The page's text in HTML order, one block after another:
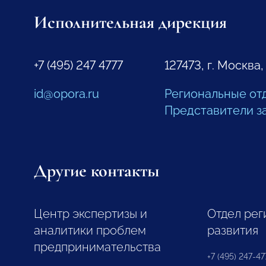
Исполнительная дирекция
+7 (495) 247 4777
id@opora.ru
127473, г.
Региональные
Представители
Другие контакты
Центр экспертизы и
аналитики проблем
предпринимательства
Отдел
развития
+7 (495) 247-